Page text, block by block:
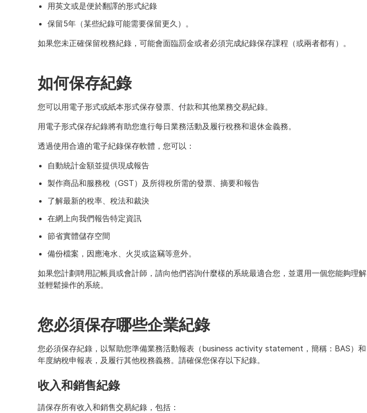
用英文或是便於翻譯的形式紀錄
保留5年（某些紀錄可能需要保留更久）。
如果您未正確保留稅務紀錄，可能會面臨罰金或者必須完成紀錄保存課程（或兩者都有）。
如何保存紀錄
您可以用電子形式或紙本形式保存發票、付款和其他業務交易紀錄。
用電子形式保存紀錄將有助您進行每日業務活動及履行稅務和退休金義務。
透過使用合適的電子紀錄保存軟體，您可以：
自動統計金額並提供現成報告
製作商品和服務稅（GST）及所得稅所需的發票、摘要和報告
了解最新的稅率、稅法和裁決
在網上向我們報告特定資訊
節省實體儲存空間
備份檔案，因應淹水、火災或盜竊等意外。
如果您計劃聘用記帳員或會計師，請向他們咨詢什麼樣的系統最適合您，並選用一個您能夠理解
並輕鬆操作的系統。
您必須保存哪些企業紀錄
您必須保存紀錄，以幫助您準備業務活動報表（business activity statement，簡稱：BAS）和
年度納稅申報表，及履行其他稅務義務。請確保您保存以下紀錄。
收入和銷售紀錄
請保存所有收入和銷售交易紀錄，包括：